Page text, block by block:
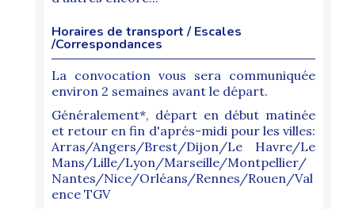
Horaires de transport / Escales
/Correspondances
La convocation vous sera communiquée
environ 2 semaines avant le départ.
Généralement*, départ en début matinée
et retour en fin d'aprés-midi pour les villes:
Arras/Angers/Brest/Dijon/Le Havre/Le
Mans/Lille/Lyon/Marseille/Montpellier/
Nantes/Nice/Orléans/Rennes/Rouen/Val
ence TGV